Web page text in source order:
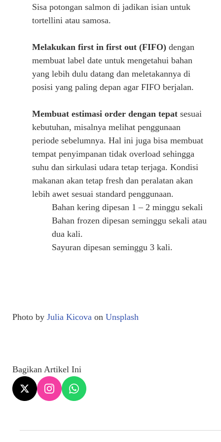
Sisa potongan salmon di jadikan isian untuk
tortellini atau samosa.
Melakukan first in first out (FIFO)dengan
membuat label date untuk mengetahui bahan
yang lebih dulu datang dan meletakannya di
posisi yang paling depan agar FIFO berjalan.
Membuat estimasi order dengan tepatsesuai
kebutuhan, misalnya melihat penggunaan
periode sebelumnya. Hal ini juga bisa membuat
tempat penyimpanan tidak overload sehingga
suhu dan sirkulasi udara tetap terjaga. Kondisi
makanan akan tetap fresh dan peralatan akan
lebih awet sesuai standard penggunaan.
Bahan kering dipesan 1 – 2 minggu sekali
Bahan frozen dipesan seminggu sekali atau
dua kali.
Sayuran dipesan seminggu 3 kali.
Photo by Julia Kicova on Unsplash
Bagikan Artikel Ini